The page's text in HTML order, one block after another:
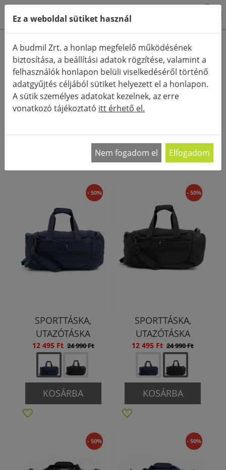
Termékkategóriák
Részletes keresés
FŐOLDAL KATEGÓRIÁK
SPORT- ÉS UTAZÓTÁSKA
RENDEZÉS:
de van, hogy öt táskát viszel magaddal?…
- 50%
SPORTTÁSKA,
UTAZÓTÁSKA
12 495 Ft 24 990 Ft
KOSÁRBA
- 50%
SPORTTÁSKA,
UTAZÓTÁSKA
12 495 Ft 24 990 Ft
KOSÁRBA
- 50% - 50%
Ez a weboldal sütiket használ
A budmil Zrt. a honlap megfelelő működésének
biztosítása, a beállítási adatok rögzítése, valamint a
felhasználók honlapon belüli viselkedéséről történő
adatgyűjtés céljából sütiket helyezett el a honlapon.
A sütik személyes adatokat kezelnek, az erre
vonatkozó tájékoztató itt érhető el.
Nem fogadom el Elfogadom